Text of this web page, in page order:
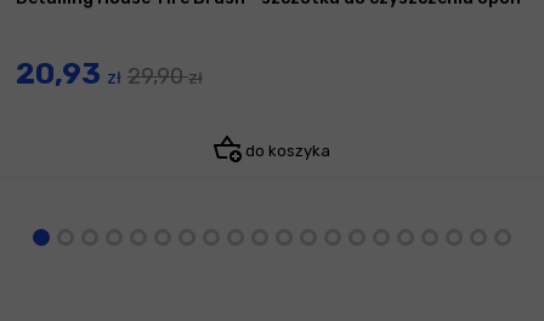
20,93 zł 29,90zł
do koszyka